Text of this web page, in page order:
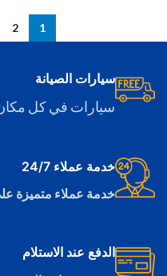
1
2
سيارات الصيانة
سيارات في كل
خدمة عملاء 24/7
خدمة عملاء متميزة
الدفع عند الاستلام